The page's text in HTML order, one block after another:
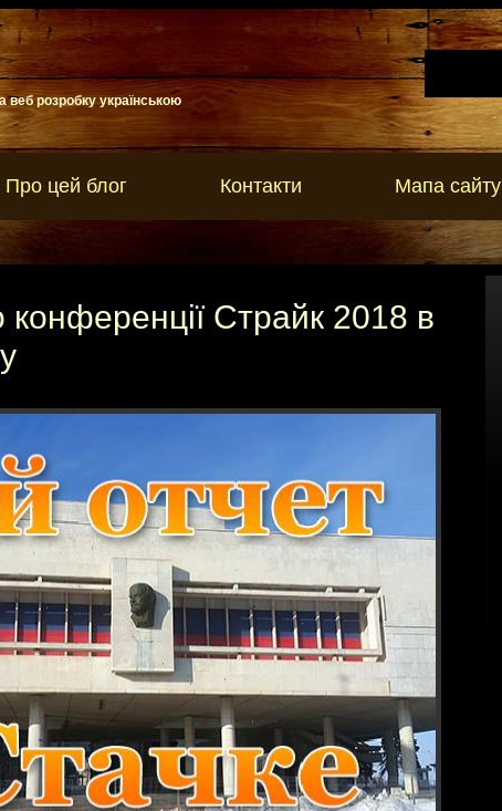
веб розробку українською
Про цей блог Контакти Мапа сайту
конференції Страйк 2018 в